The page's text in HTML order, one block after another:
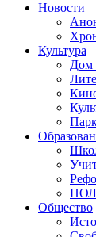
Новости
Культура
Дом
Общество